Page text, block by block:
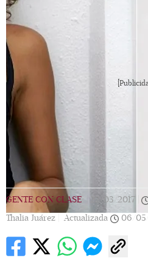
GENTE CON CLASE 22/03/2017
Thalia Juárez |
Actualizada 06/